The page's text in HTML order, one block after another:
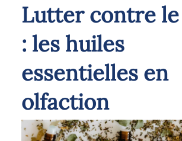
Lutter contre
: les huiles
essentielles en
olfaction